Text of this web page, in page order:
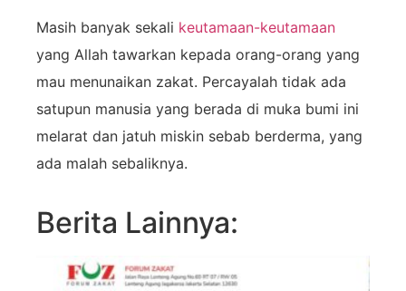
Masih banyak sekali keutamaan-keutamaan
yang Allah tawarkan kepada orang-orang yang
mau menunaikan zakat. Percayalah tidak ada
satupun manusia yang berada di muka bumi ini
melarat dan jatuh miskin sebab berderma, yang
ada malah sebaliknya.
Berita Lainnya: